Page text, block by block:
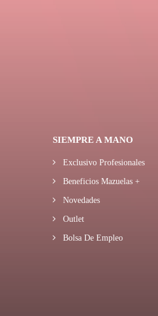
SIEMPRE A MANO
Exclusivo Profesionales
Beneficios Mazuelas +
Novedades
Outlet
Bolsa De Empleo